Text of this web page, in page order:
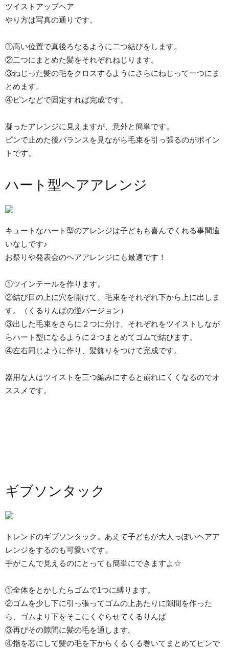
ツイストアップヘア
やり方は写真の通りです。
①高い位置で真後ろなるように二つ結びをします。
②二つにまとめた髪をそれぞれねじります。
③ねじった髪の毛をクロスするようにさらにねじって一つにま
とめます。
④ピンなどで固定すれば完成です。
凝ったアレンジに見えますが、意外と簡単です。
ピンで止めた後バランスを見ながら毛束を引っ張るのがポイン
トです。
ハート型ヘアアレンジ
キュートなハート型のアレンジは子どもも喜んでくれる事間違
いなしです♪
お祭りや発表会のヘアアレンジにも最適です！
①ツインテールを作ります。
②結び目の上に穴を開けて、毛束をそれぞれ下から上に出しま
す。（くるりんぱの逆バージョン）
③出した毛束をさらに２つに分け、それぞれをツイストしなが
らハート型になるように２つまとめてゴムで結びます。
④左右同じように作り、髪飾りをつけて完成です。
器用な人はツイストを三つ編みにすると崩れにくくなるのでオ
ススメです。
ギブソンタック
トレンドのギブソンタック。あえて子どもが大人っぽいヘアア
レンジをするのも可愛いです。
手がこんで見えるのにとっても簡単にできますよ☆
①全体をとかしたらゴムで1つに縛ります。
②ゴムを少し下に引っ張ってゴムの上あたりに隙間を作った
ら、ゴムより下をそこにくぐらせてくるりんぱ
③再びその隙間に髪の毛を通します。
④指を芯にして髪の毛を下からくるくる巻いてまとめてピンで